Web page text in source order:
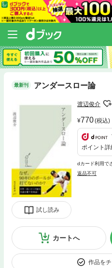
最新刊 アンダースロー論
試し読み
渡辺俊介
770(税込)
ポイント詳
dカード利用で
返品不可
カートへ
作品を